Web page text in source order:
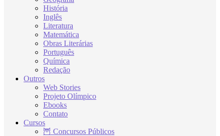
História
Inglês
Literatura
Matemática
Obras Literárias
Português
Química
Redação
Outros
Web Stories
Projeto Olímpico
Ebooks
Contato
Cursos
🦉 Concursos Públicos